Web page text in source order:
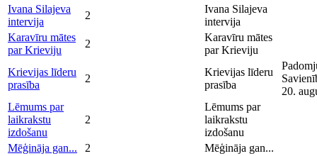
Ivana Silajeva
intervija
2
Ivana Silajeva
intervija
Karavīru mātes
par Krieviju
2
Karavīru mātes
par Krieviju
Krievijas līderu
prasība
2
Krievijas līderu
prasība
20.
Lēmums par
laikrakstu
izdošanu
2
Lēmums par
laikrakstu
izdošanu
Mēģināja gan...
2
Mēģināja gan...